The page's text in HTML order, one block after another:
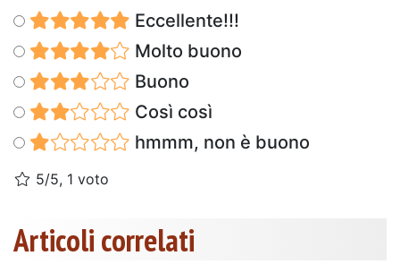
Eccellente!!!
Molto buono
Buono
Così così
hmmm, non è buono
5/5, 1 voto
Articoli correlati